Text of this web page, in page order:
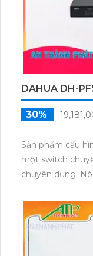
một lựa chọn lý
DAHUA DH-
30%
Sản phẩm cấu
một switch
chuyên dụng.
năng kết nối với
và hỗ trợ công
điện qua mạng